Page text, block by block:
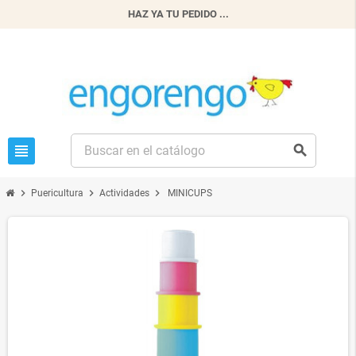
HAZ YA TU PEDIDO ...
view_headline search
chevron_right Puericultura chevron_right Actividades chevron_right MINICUPS